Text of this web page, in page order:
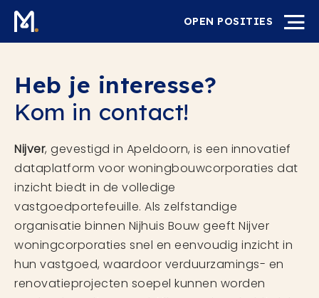
OPEN POSITIES
Heb je interesse?
Kom in contact!
Nijver, gevestigd in Apeldoorn, is een innovatief
dataplatform voor woningbouwcorporaties dat
inzicht biedt in de volledige
vastgoedportefeuille. Als zelfstandige
organisatie binnen Nijhuis Bouw geeft Nijver
woningcorporaties snel en eenvoudig inzicht in
hun vastgoed, waardoor verduurzamings- en
renovatieprojecten soepel kunnen worden